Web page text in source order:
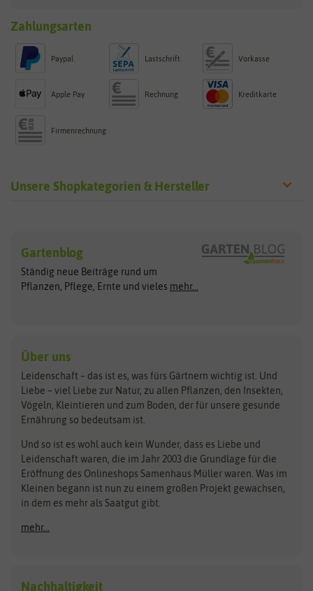
Zahlungsarten
Paypal Lastschrift Vorkasse
Apple Pay Rechnung Kreditkarte
Firmenrechnung
Unsere Shopkategorien & Hersteller
Exotische Samen
Gemüsesamen
Gründünger
Kräutersamen
Obstsamen
Pilzbrut
Rasensamen
Steckzwiebeln
Zimmer & Kübelpflanzen
Kataloge
Schnäppchen
Anzucht & Gartenzubehör
Anzuchtschalen
Arche Noah
ASB Greenworld
Benary
Bingenheimer Saatgut
Bionana
BIOWOL
Blumicorn
Bûten Birds
Carl Pabst
Clever Pots
COMPO
Dürr-Samen
Feldsaaten Freudenberger
Fertil
Flora Elite
Gartenblog
Ständig neue Beiträge rund um
Pflanzen, Pflege, Ernte und vieles mehr...
Über uns
Leidenschaft – das ist es, was fürs Gärtnern wichtig ist. Und
Liebe – viel Liebe zur Natur, zu allen Pflanzen, den Insekten,
Vögeln, Kleintieren und zum Boden, der für unsere gesunde
Ernährung so bedeutsam ist.
Und so ist es wohl auch kein Wunder, dass es Liebe und
Leidenschaft waren, die im Jahr 2003 die Grundlage für die
Eröffnung des Onlineshops Samenhaus Müller waren. Was im
Kleinen begann ist nun zu einem großen Projekt gewachsen,
in dem es mehr als Saatgut gibt.
mehr...
Nachhaltigkeit